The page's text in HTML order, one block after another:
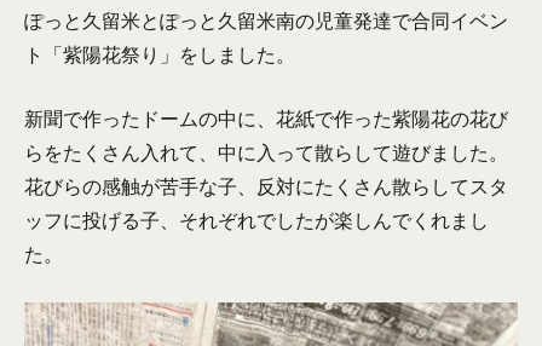
ぽっと久留米とぽっと久留米南の児童発達で合同イベン
ト「紫陽花祭り」をしました。
新聞で作ったドームの中に、花紙で作った紫陽花の花び
らをたくさん入れて、中に入って散らして遊びました。
花びらの感触が苦手な子、反対にたくさん散らしてスタ
ッフに投げる子、それぞれでしたが楽しんでくれまし
た。